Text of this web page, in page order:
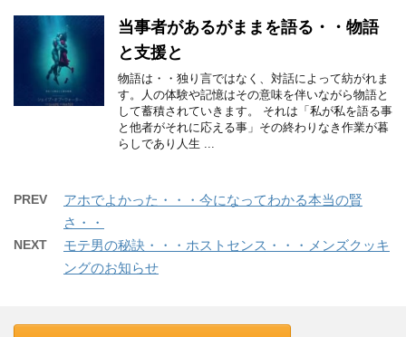
当事者があるがままを語る・・物語
と支援と
物語は・・独り言ではなく、対話によって紡がれま
す。人の体験や記憶はその意味を伴いながら物語と
して蓄積されていきます。 それは「私が私を語る事
と他者がそれに応える事」その終わりなき作業が暮
らしであり人生 ...
PREV
アホでよかった・・・今になってわかる本当の賢
さ・・
NEXT
モテ男の秘訣・・・ホストセンス・・・メンズクッキ
ングのお知らせ